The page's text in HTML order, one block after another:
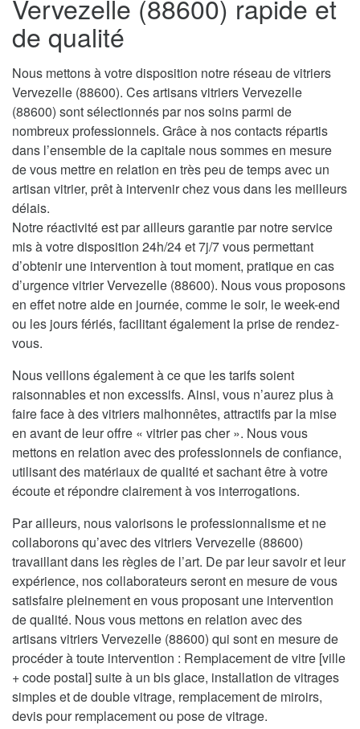
Vervezelle (88600) rapide et
de qualité
Nous mettons à votre disposition notre réseau de vitriers
Vervezelle (88600). Ces artisans vitriers Vervezelle
(88600) sont sélectionnés par nos soins parmi de
nombreux professionnels. Grâce à nos contacts répartis
dans l’ensemble de la capitale nous sommes en mesure
de vous mettre en relation en très peu de temps avec un
artisan vitrier, prêt à intervenir chez vous dans les meilleurs
délais.
Notre réactivité est par ailleurs garantie par notre service
mis à votre disposition 24h/24 et 7j/7 vous permettant
d’obtenir une intervention à tout moment, pratique en cas
d’urgence vitrier Vervezelle (88600). Nous vous proposons
en effet notre aide en journée, comme le soir, le week-end
ou les jours fériés, facilitant également la prise de rendez-
vous.
Nous veillons également à ce que les tarifs soient
raisonnables et non excessifs. Ainsi, vous n’aurez plus à
faire face à des vitriers malhonnêtes, attractifs par la mise
en avant de leur offre « vitrier pas cher ». Nous vous
mettons en relation avec des professionnels de confiance,
utilisant des matériaux de qualité et sachant être à votre
écoute et répondre clairement à vos interrogations.
Par ailleurs, nous valorisons le professionnalisme et ne
collaborons qu’avec des vitriers Vervezelle (88600)
travaillant dans les règles de l’art. De par leur savoir et leur
expérience, nos collaborateurs seront en mesure de vous
satisfaire pleinement en vous proposant une intervention
de qualité. Nous vous mettons en relation avec des
artisans vitriers Vervezelle (88600) qui sont en mesure de
procéder à toute intervention : Remplacement de vitre [ville
+ code postal] suite à un bis glace, installation de vitrages
simples et de double vitrage, remplacement de miroirs,
devis pour remplacement ou pose de vitrage.